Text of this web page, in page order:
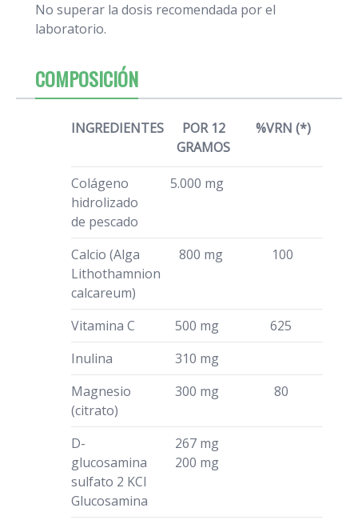
No superar la dosis recomendada por el
laboratorio.
COMPOSICIÓN
INGREDIENTES
POR 12
GRAMOS
%VRN (*)
Colágeno
hidrolizado
de pescado
5.000 mg
Calcio (Alga
Lithothamnion
calcareum)
800 mg 100
Vitamina C 500 mg
625
Inulina
310 mg
Magnesio
(citrato)
300 mg 80
D-
glucosamina
sulfato 2 KCl
Glucosamina
267 mg
200 mg